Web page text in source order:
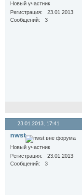
Новый участник
Регистрация
23.01.2013
Сообщений
3
23.01.2013, 17:41
nwst
Новый участник
Регистрация
23.01.2013
Сообщений
3